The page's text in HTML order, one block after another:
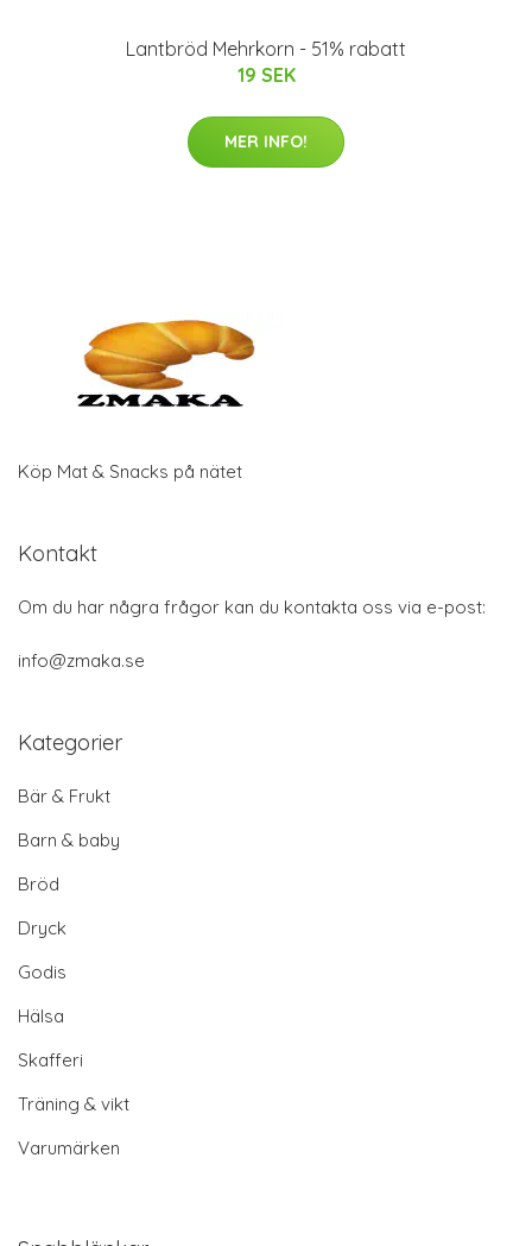
Lantbröd Mehrkorn - 51% rabatt
19 SEK
MER INFO!
Köp Mat & Snacks på nätet
Kontakt
Om du har några frågor kan du kontakta oss via e-post:
info@zmaka.se
Kategorier
Bär & Frukt
Barn & baby
Bröd
Dryck
Godis
Hälsa
Skafferi
Träning & vikt
Varumärken